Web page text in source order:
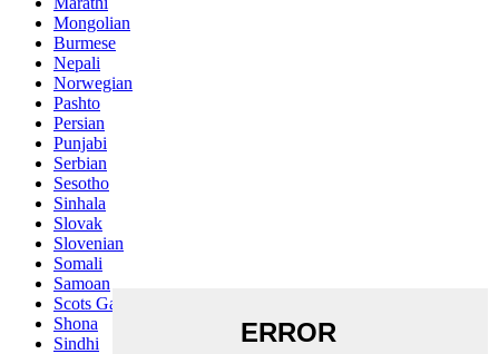
Mongolian
Burmese
Nepali
Norwegian
Pashto
Persian
Punjabi
Serbian
Sesotho
Sinhala
Slovak
Slovenian
Somali
Samoan
Scots Gaelic
Shona
Sindhi